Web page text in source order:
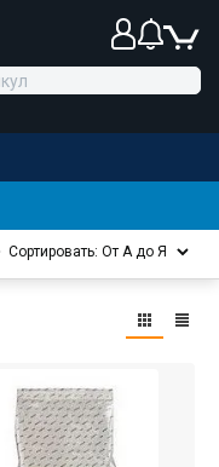
Сортировать: От А до Я